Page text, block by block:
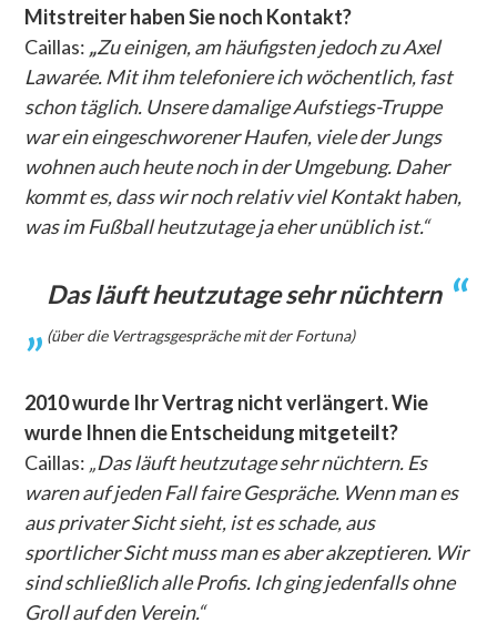
Mitstreiter haben Sie noch Kontakt?
Caillas: „Zu einigen, am häufigsten jedoch zu Axel
Lawarée. Mit ihm telefoniere ich wöchentlich, fast
schon täglich. Unsere damalige Aufstiegs-Truppe
war ein eingeschworener Haufen, viele der Jungs
wohnen auch heute noch in der Umgebung. Daher
kommt es, dass wir noch relativ viel Kontakt haben,
was im Fußball heutzutage ja eher unüblich ist.“
Das läuft heutzutage sehr nüchtern
(über die Vertragsgespräche mit der Fortuna)
2010 wurde Ihr Vertrag nicht verlängert. Wie
wurde Ihnen die Entscheidung mitgeteilt?
Caillas: „Das läuft heutzutage sehr nüchtern. Es
waren auf jeden Fall faire Gespräche. Wenn man es
aus privater Sicht sieht, ist es schade, aus
sportlicher Sicht muss man es aber akzeptieren. Wir
sind schließlich alle Profis. Ich ging jedenfalls ohne
Groll auf den Verein.“